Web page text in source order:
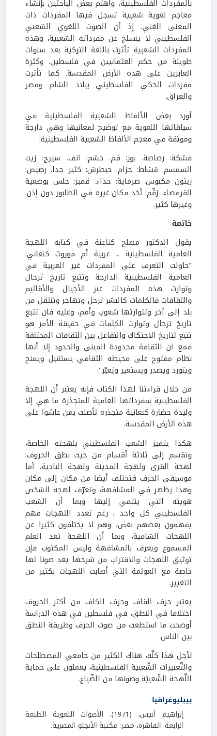
بالمفردات الفلسطينية، واهتم بعض الباحثين بإنشاء
معاجم لغوية شعبية تسجل فيها المفردات ذات
المعنى الغني. إذ أن الصوت اللغوي الشعبي
الفلسطيني لا ينسلخ عن مفرداته الشعبية، وهذه
المفردات الشعبية تأثرت باللغة التركية بعد سنوات
طويلة من حكم العثمانيين في فلسطين. وكثرة
العابرين على هذه الأرض المقدسة. كما تأثرت
مفردات الحكي الفلسطيني ببلاد الشام ومصر
والعراق.
أورد بعض الألفاظ الشعبية الفلسطينية في
سياقاتها اللغوية مع توضيح لمعانيها وهي دارجة
وموثقة في معجم الألفاظ الشعبية الفلسطينية:
فشكة: رصاصة. بوز: فم. خشم: انف. سيرج: زيت
السمسم. قشاط: حزام. حبطرش: كثير جدا. رصيص:
زيتون مكبوس. صرماية: حذاء. قمبز: جلس بوضعية
القرفصاء. زقّم: أخذ مكان غيره في الطابور دون إذن.
وغيرها كثير.
خاتمة
يقول الدكتور مصلح كناعنة في كتابه اللهجة
العامية الفلسطينية ... عربية أم موروث كنعاني:
"حاولت التعرف على المفردات غير العربية في
العامية الفلسطينية الدارجة وتتبع تاريخ ترحال
وتوارث هذه المفردات عبر الأجيال والأقاليم
والثقافات فالكلمات كالبشر ترحل وتهاجر وتنتقل من
بلد إلى آخر وتتوارثها شعوب وأمم، وعليه فان تتبع
تاريخ ترحال وتوارث الكلمات في حقيقة الأمر هو
تتبع لتاريخ الاحتكاك والتفاعل بين الثقافات المختلفة
فمع ان الثقافة محدودة المبنى والحدود إلا أنها
نظام مفتوح على محيطه الثقافي يستقبل ويمنح
ويتورد ويصدر ويستعير ويُعبّر".
من خلال قراءتنا لهذا الكتاب فإنه يعتبر أن اللهجة
الفلسطينية بمفرداتها العامية المتجذرة ما هي إلا
وليدة حضارة كنعانية متجذره تأصلت بمن عاشوا على
هذه الأرض المقدسة.
هكذا يتميز الشعب الفلسطيني بلهجته الخاصة،
وتقسم إلى ثلاثة أقسام من حيث نطق الحروف:
لهجة القرى ولهجة المدينة ولهجة البادية، أما
موسيقى الحرف فتختلف أيضا من مكان إلى مكان
وهذا يظهر في المشافهة، وتعرّف لهجه الشخص
هويته التي ينتمي إليها وبما أن الشعب
الفلسطيني كل واحد ، رغم تعدد اللهجات فهم
يفهمون بعضهم بعض، وهم لا يختلفون كثيرا عن
اللهجات الشامية، وبما أن اللهجة تعد العلم
المسموع ويعرف بالمشافهة وليس المكتوب فإن
توثيق اللهجات والاقتراب من شرحها يعد صونا لها
خاصة مع العولمة التي أصابت اللهجات بكثير من
التغيير.
يعتبر حرف القاف وحرف الكاف من أكثر الحروف
اختلافا في النطق، في فلسطين في هذه الدراسة
أوضحت ما استطعت من صوت الحرف وطريقة النطق
بين الناس.
لأجل هذا كلّه، هناك الكثير من جامعي المصطلحات
والتّعبيرات الشّعبية الفلسطينية، يعملون على حماية
اللّهجة الشّعبيّة وصونها من الضّياع.
بيبليوغرافيا
إبراهيم أنيس، (1971). الأصوات اللغوية الطبعة
الرابعة. القاهرة، مصر: مكتبة الأنجلو المصرية.